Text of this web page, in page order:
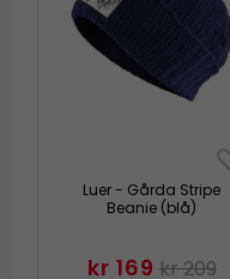
Luer - Gårda Stripe
Beanie (blå)
kr 169 kr 209